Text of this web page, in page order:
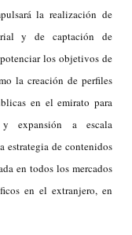
la realización de
y de captación de
los objetivos de
la creación de perfiles
en el emirato para
y expansión a escala
estrategia de contenidos
en todos los mercados
en el extranjero, en